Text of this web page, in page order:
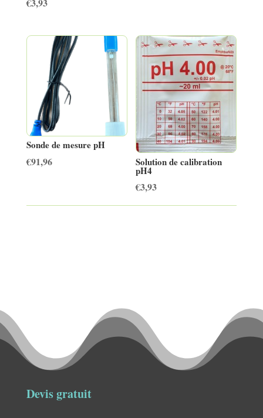
€3,93
Sonde de mesure pH
€91,96 Solution de calibration
pH4
€3,93
Devis gratuit